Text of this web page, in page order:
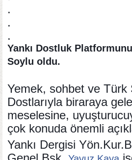
.
.
.
Yankı Dostluk
Soylu oldu.
Yemek, sohbet ve Türk
Dostlarıyla biraraya
meselesine,
çok konuda önemli
Yankı Dergisi